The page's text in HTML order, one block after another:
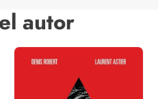
autor